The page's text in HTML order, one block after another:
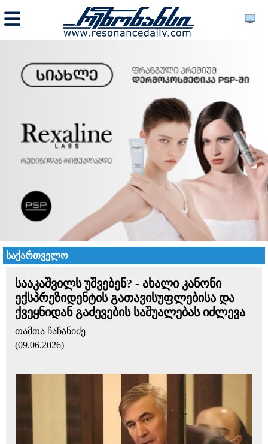
საქართველო
სააკაშვილს უშვებენ? - ახალი კანონი
ექსპრეზიდენტის გათავისუფლებისა და
ქვეყნიდან გაძევების საშუალებას იძლევა
თამთა ჩაჩანიძე
(09.06.2026)